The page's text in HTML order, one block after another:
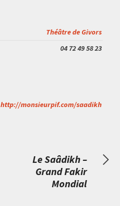
Théâtre de Givors
04 72 49 58 23
http://monsieurpif.com/saadikh
Le Saâdikh –
Grand Fakir
Mondial